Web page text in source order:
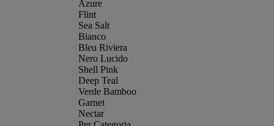
Azure
Flint
Sea Salt
Bianco
Bleu Riviera
Nero Lucido
Shell Pink
Deep Teal
Verde Bamboo
Garnet
Nectar